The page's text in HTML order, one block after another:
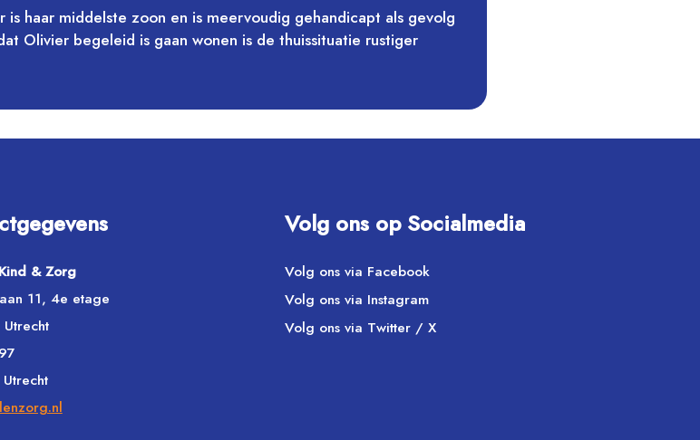
haar middelste zoon en is meervoudig gehandicapt als gevolg
Olivier begeleid is gaan wonen is de thuissituatie rustiger
& Zorg
11, 4e etage
Volg ons op Socialmedia
Volg ons via Facebook
Volg ons via Instagram
Volg ons via Twitter / X